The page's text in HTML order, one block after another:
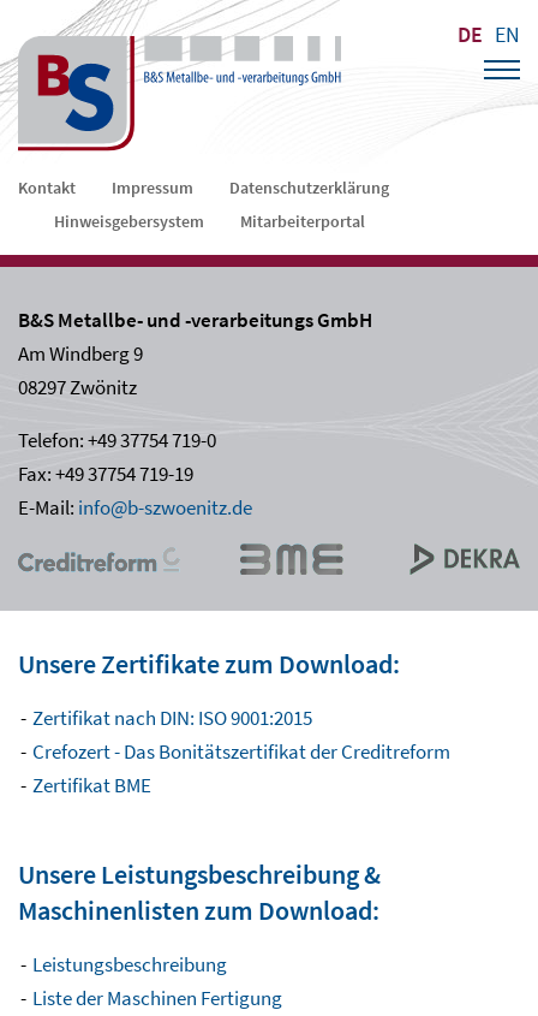
DE EN
Navigation
Kontakt Impressum
Datenschutzerklärung
Hinweisgebersystem
Mitarbeiterportal
B&S Metallbe- und -verarbeitungs GmbH
Am Windberg 9
08297 Zwönitz
Telefon: +49 37754 719-0
Fax: +49 37754 719-19
E-Mail: info@b-szwoenitz.de
Unsere Zertifikate zum Download:
Zertifikat nach DIN: ISO 9001:2015
Crefozert - Das Bonitätszertifikat der Creditreform
Zertifikat BME
Unsere Leistungsbeschreibung &
Maschinenlisten zum Download:
Leistungsbeschreibung
Liste der Maschinen Fertigung